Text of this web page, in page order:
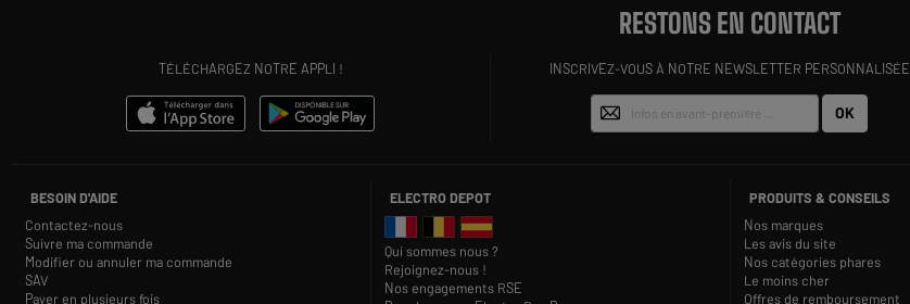
RESTONS EN CONTACT
TÉLÉCHARGEZ NOTRE APPLI ! INSCRIVEZ-VOUS À NOTRE NEWSLETTER PERSONNALISÉE
OK
BESOIN D'AIDE
Contactez-nous
Suivre ma commande
Modifier ou annuler ma commande
SAV
Payer en plusieurs fois
ELECTRO DEPOT
Qui sommes nous ?
Rejoignez-nous !
Nos engagements RSE
PRODUITS & CONSEILS
Nos marques
Les avis du site
Nos catégories phares
Le moins cher
Offres de remboursement